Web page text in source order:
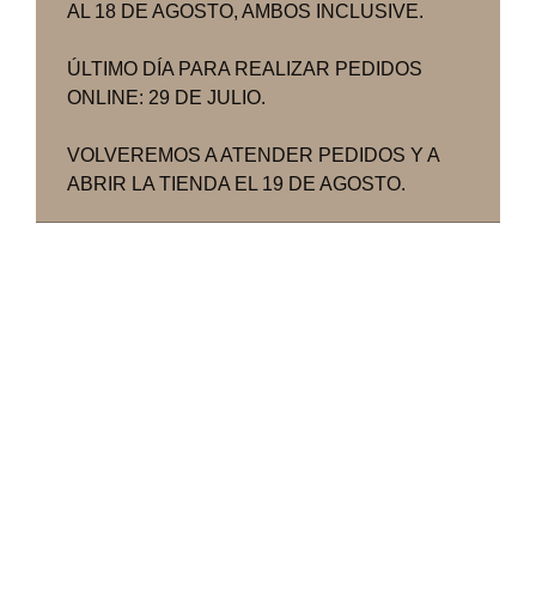
AL 18 DE AGOSTO, AMBOS INCLUSIVE.
ÚLTIMO DÍA PARA REALIZAR PEDIDOS
ONLINE: 29 DE JULIO.
VOLVEREMOS A ATENDER PEDIDOS Y A
ABRIR LA TIENDA EL 19 DE AGOSTO.